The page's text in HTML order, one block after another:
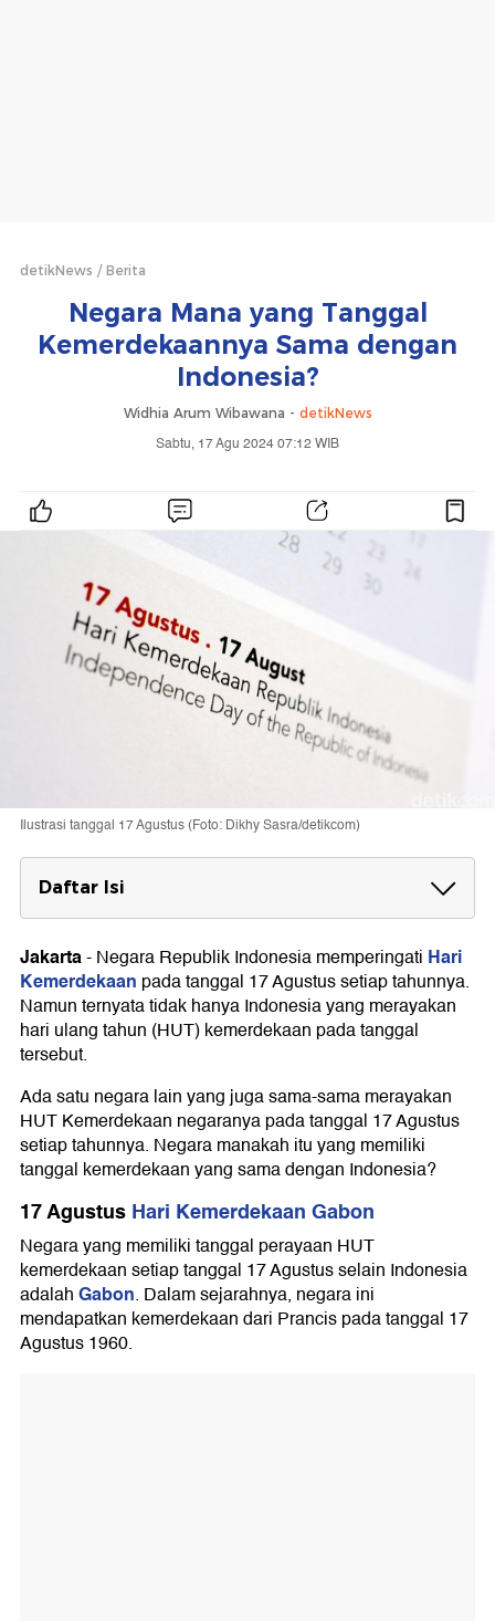
detikNews Berita
Negara Mana yang Tanggal
Kemerdekaannya Sama dengan
Indonesia?
Widhia Arum Wibawana - detikNews
Sabtu, 17 Agu 2024 07:12 WIB
Ilustrasi tanggal 17 Agustus (Foto: Dikhy Sasra/detikcom)
Daftar Isi
17 Agustus Hari Kemerdekaan Gabon
Sejarah Kemerdekaan Gabon 17 Agustus
Jakarta-Negara Republik Indonesia memperingati Hari
Kemerdekaan pada tanggal 17 Agustus setiap tahunnya.
Namun ternyata tidak hanya Indonesia yang merayakan
hari ulang tahun (HUT) kemerdekaan pada tanggal
tersebut.
Ada satu negara lain yang juga sama-sama merayakan
HUT Kemerdekaan negaranya pada tanggal 17 Agustus
setiap tahunnya. Negara manakah itu yang memiliki
tanggal kemerdekaan yang sama dengan Indonesia?
17 Agustus Hari Kemerdekaan Gabon
Negara yang memiliki tanggal perayaan HUT
kemerdekaan setiap tanggal 17 Agustus selain Indonesia
adalahGabon. Dalam sejarahnya, negara ini
mendapatkan kemerdekaan dari Prancis pada tanggal 17
Agustus 1960.